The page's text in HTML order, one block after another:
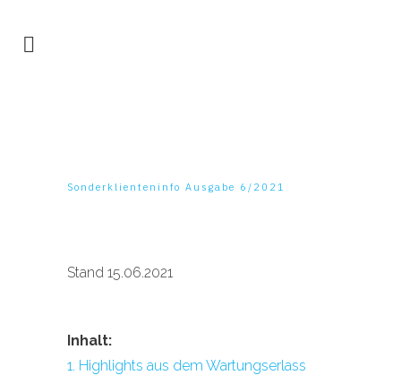
Sonderklienteninfo Ausgabe 6/2021
Stand 15.06.2021
Inhalt:
1. Highlights aus dem Wartungserlass